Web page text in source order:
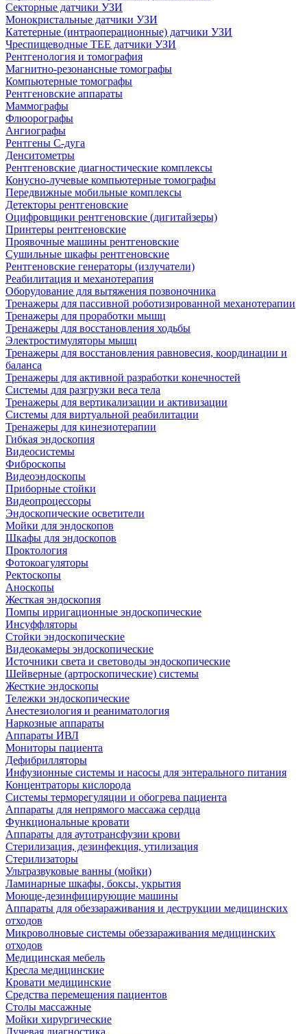
Секторные датчики УЗИ
Монокристальные датчики УЗИ
Катетерные (интраоперационные) датчики УЗИ
Чреспищеводные TEE датчики УЗИ
Рентгенология и томография
Магнитно-резонансные томографы
Компьютерные томографы
Рентгеновские аппараты
Маммографы
Флюорографы
Ангиографы
Рентгены С-дуга
Денситометры
Рентгеновские диагностические комплексы
Конусно-лучевые компьютерные томографы
Передвижные мобильные комплексы
Детекторы рентгеновские
Оцифровщики рентгеновские (дигитайзеры)
Принтеры рентгеновские
Проявочные машины рентгеновские
Сушильные шкафы рентгеновские
Рентгеновские генераторы (излучатели)
Реабилитация и механотерапия
Оборудование для вытяжения позвоночника
Тренажеры для пассивной роботизированной механотерапии
Тренажеры для проработки мышц
Тренажеры для восстановления ходьбы
Электростимуляторы мышц
Тренажеры для восстановления равновесия, координации и
баланса
Тренажеры для активной разработки конечностей
Системы для разгрузки веса тела
Тренажеры для вертикализации и активизации
Системы для виртуальной реабилитации
Тренажеры для кинезиотерапии
Гибкая эндоскопия
Видеосистемы
Фиброскопы
Видеоэндоскопы
Приборные стойки
Видеопроцессоры
Эндоскопические осветители
Мойки для эндоскопов
Шкафы для эндоскопов
Проктология
Фотокоагуляторы
Ректоскопы
Аноскопы
Жесткая эндоскопия
Помпы ирригационные эндоскопические
Инсуффляторы
Стойки эндоскопические
Видеокамеры эндоскопические
Источники света и световоды эндоскопические
Шейверные (артроскопические) системы
Жесткие эндоскопы
Тележки эндоскопические
Анестезиология и реаниматология
Наркозные аппараты
Аппараты ИВЛ
Мониторы пациента
Дефибрилляторы
Инфузионные системы и насосы для энтерального питания
Концентраторы кислорода
Системы терморегуляции и обогрева пациента
Аппараты для непрямого массажа сердца
Функциональные кровати
Аппараты для аутотрансфузии крови
Стерилизация, дезинфекция, утилизация
Стерилизаторы
Ультразвуковые ванны (мойки)
Ламинарные шкафы, боксы, укрытия
Моюще-дезинфицирующие машины
Аппараты для обеззараживания и деструкции медицинских
отходов
Микроволновые системы обеззараживания медицинских
отходов
Медицинская мебель
Кресла медицинские
Кровати медицинские
Средства перемещения пациентов
Столы массажные
Мойки хирургические
Лучевая диагностика